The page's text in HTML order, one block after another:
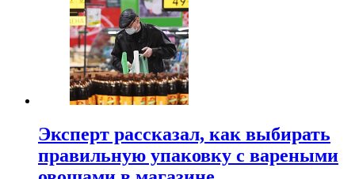
Эксперт рассказал, как выбирать
правильную упаковку с вареными